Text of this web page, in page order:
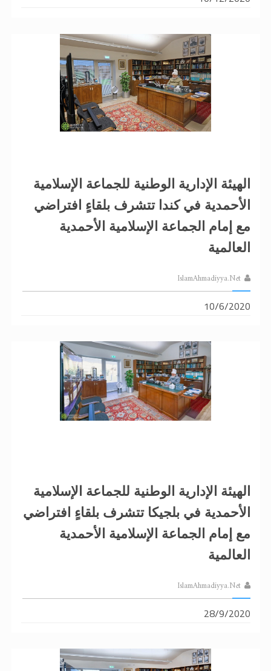
الهيئة الإدارية الوطنية للجماعة الإسلامية
الأحمدية في كندا تتشرف بلقاءٍ افتراضي
مع إمام الجماعة الإسلامية الأحمدية
العالمية
IslamAhmadiyya.Net
10/6/2020
الهيئة الإدارية الوطنية للجماعة الإسلامية
الأحمدية في بلجيكا تتشرف بلقاءٍ افتراضي
مع إمام الجماعة الإسلامية الأحمدية
العالمية
IslamAhmadiyya.Net
28/9/2020